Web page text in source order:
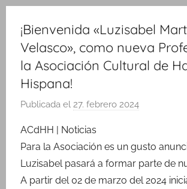
¡Bienvenida «Luzisabel
Velasco», como nueva
la Asociación Cultural de
Hispana!
Publicada el 27. febrero 2024
M
a
r
ACdHH | Noticias
Para la Asociación es un gusto
Luzisabel pasará a formar parte de
A partir del 02 de marzo del 2024